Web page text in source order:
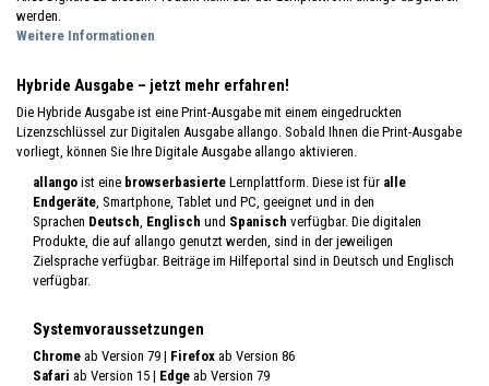
werden.
Weitere Informationen
Hybride Ausgabe – jetzt mehr erfahren!
Die Hybride Ausgabe ist eine Print-Ausgabe mit einem eingedruckten
Lizenzschlüssel zur Digitalen Ausgabe allango. Sobald Ihnen die Print-Ausgabe
vorliegt, können Sie Ihre Digitale Ausgabe allango aktivieren.
allango ist eine browserbasierte Lernplattform. Diese ist für alle
Endgeräte , Smartphone, Tablet und PC, geeignet und in den
Sprachen Deutsch Englisch und Spanisch verfügbar. Die digitalen
Produkte, die auf allango genutzt werden, sind in der jeweiligen
Zielsprache verfügbar. Beiträge im Hilfeportal sind in Deutsch und Englisch
verfügbar.
Systemvoraussetzungen
Chrome ab Version 79 | Firefox ab Version 86
Safari ab Version 15 | Edge ab Version 79